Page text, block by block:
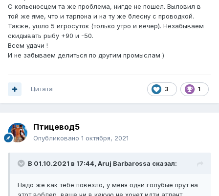
С копьеносцем та же проблема, нигде не пошел. Выловил в
той же яме, что и тарпона и на ту же блесну с проводкой.
Также, ушло 5 игросуток (только утро и вечер). Незабываем
скидывать рыбу +90 и -50.
Всем удачи !
И не забываем делиться по другим промыслам )
3 1
Цитата
Птицевод5
Опубликовано 1 октября, 2021
В 01.10.2021 в 17:44, Aruj Barbarossa сказал:
Надо же как тебе повезло, у меня одни голубые прут на